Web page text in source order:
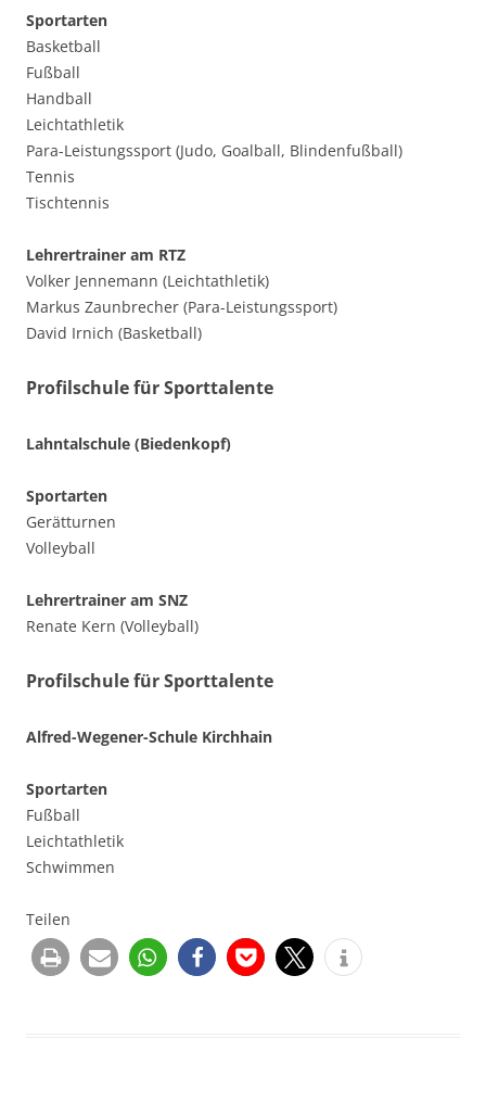
Sportarten
Basketball
Fußball
Handball
Leichtathletik
Para-Leistungssport (Judo, Goalball, Blindenfußball)
Tennis
Tischtennis
Lehrertrainer am RTZ
Volker Jennemann (Leichtathletik)
Markus Zaunbrecher (Para-Leistungssport)
David Irnich (Basketball)
Profilschule für Sporttalente
Lahntalschule (Biedenkopf)
Sportarten
Gerätturnen
Volleyball
Lehrertrainer am SNZ
Renate Kern (Volleyball)
Profilschule für Sporttalente
Alfred-Wegener-Schule Kirchhain
Sportarten
Fußball
Leichtathletik
Schwimmen
Teilen